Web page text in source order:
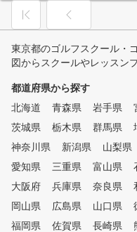
東京都のゴルフスクール・
図からスクールやレッスン
都道府県から探す
北海道
青森県 岩手県
茨城県
栃木県 群馬県
神奈川県
新潟県 山梨県
愛知県
三重県 富山県
大阪府
兵庫県 奈良県
岡山県
広島県 山口県
福岡県
佐賀県 長崎県